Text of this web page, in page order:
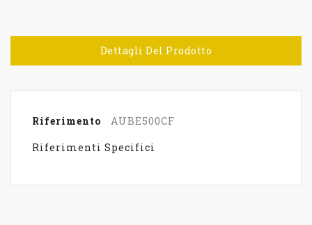
Dettagli Del Prodotto
Riferimento
AUBE500CF
Riferimenti Specifici